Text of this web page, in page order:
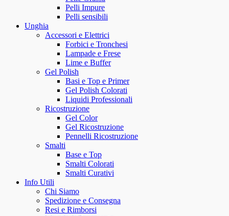
Pelli Impure
Pelli sensibili
Unghia
Accessori e Elettrici
Forbici e Tronchesi
Lampade e Frese
Lime e Buffer
Gel Polish
Basi e Top e Primer
Gel Polish Colorati
Liquidi Professionali
Ricostruzione
Gel Color
Gel Ricostruzione
Pennelli Ricostruzione
Smalti
Base e Top
Smalti Colorati
Smalti Curativi
Info Utili
Chi Siamo
Spedizione e Consegna
Resi e Rimborsi